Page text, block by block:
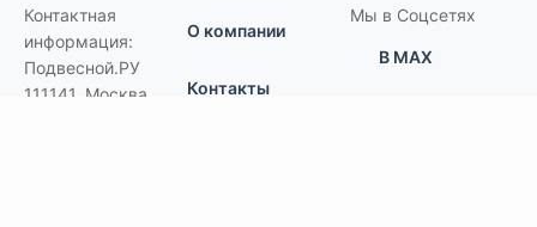
Контактная
информация:
Подвесной.РУ
111141 Москва,
О компании
Контакты
Мы в Соцсетях
В MAX